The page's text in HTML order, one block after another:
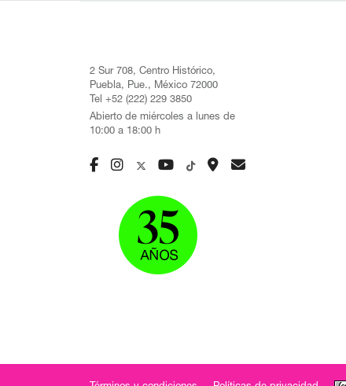
2 Sur 708, Centro Histórico,
Puebla, Pue., México 72000
Tel +52 (222) 229 3850
Abierto de miércoles a lunes de
10:00 a 18:00 h